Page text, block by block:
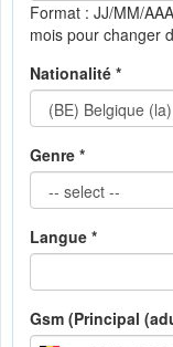
Format : JJ/MM/
mois pour changer
Nationalité *
Genre *
Langue *
Gsm (Principal